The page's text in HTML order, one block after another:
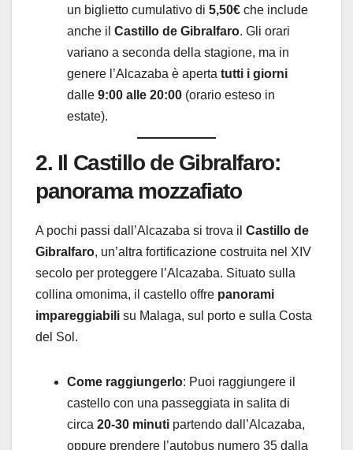
un biglietto cumulativo di 5,50€ che include
anche il Castillo de Gibralfaro. Gli orari
variano a seconda della stagione, ma in
genere l’Alcazaba è aperta tutti i giorni
dalle 9:00 alle 20:00 (orario esteso in
estate).
2. Il Castillo de Gibralfaro:
panorama mozzafiato
A pochi passi dall’Alcazaba si trova il Castillo de
Gibralfaro, un’altra fortificazione costruita nel XIV
secolo per proteggere l’Alcazaba. Situato sulla
collina omonima, il castello offre panorami
impareggiabili su Malaga, sul porto e sulla Costa
del Sol.
Come raggiungerlo: Puoi raggiungere il
castello con una passeggiata in salita di
circa 20-30 minuti partendo dall’Alcazaba,
oppure prendere l’autobus numero 35 dalla